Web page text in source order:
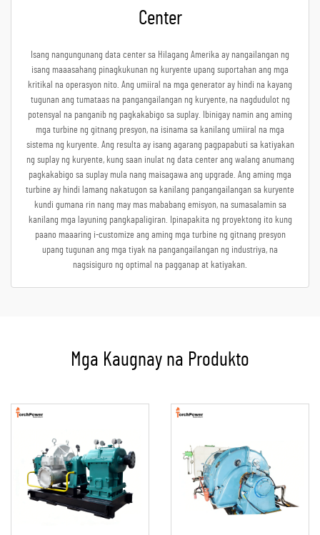
Center
Isang nangungunang data center sa Hilagang Amerika ay nangailangan ng
isang maaasahang pinagkukunan ng kuryente upang suportahan ang mga
kritikal na operasyon nito. Ang umiiral na mga generator ay hindi na kayang
tugunan ang tumataas na pangangailangan ng kuryente, na nagdudulot ng
potensyal na panganib ng pagkakabigo sa suplay. Ibinigay namin ang aming
mga turbine ng gitnang presyon, na isinama sa kanilang umiiral na mga
sistema ng kuryente. Ang resulta ay isang agarang pagpapabuti sa katiyakan
ng suplay ng kuryente, kung saan inulat ng data center ang walang anumang
pagkakabigo sa suplay mula nang maisagawa ang upgrade. Ang aming mga
turbine ay hindi lamang nakatugon sa kanilang pangangailangan sa kuryente
kundi gumana rin nang may mas mababang emisyon, na sumasalamin sa
kanilang mga layuning pangkapaligiran. Ipinapakita ng proyektong ito kung
paano maaaring i-customize ang aming mga turbine ng gitnang presyon
upang tugunan ang mga tiyak na pangangailangan ng industriya, na
nagsisiguro ng optimal na pagganap at katiyakan.
Mga Kaugnay na Produkto